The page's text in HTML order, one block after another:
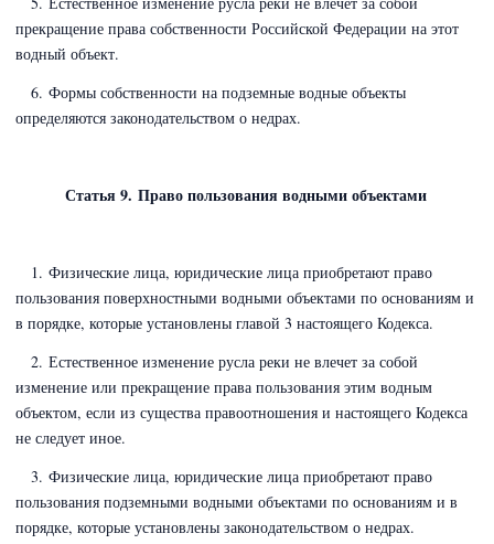
прекращение права собственности Российской Федерации на этот
водный объект.
6. Формы собственности на подземные водные объекты
определяются законодательством о недрах.
Статья 9. Право пользования водными объектами
1. Физические лица, юридические лица приобретают право
пользования поверхностными водными объектами по основаниям и
в порядке, которые установлены главой 3 настоящего Кодекса.
2. Естественное изменение русла реки не влечет за собой
изменение или прекращение права пользования этим водным
объектом, если из существа правоотношения и настоящего Кодекса
не следует иное.
3. Физические лица, юридические лица приобретают право
пользования подземными водными объектами по основаниям и в
порядке, которые установлены законодательством о недрах.